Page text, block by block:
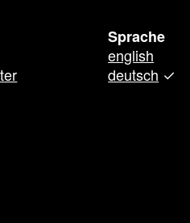
Sprache
english
deutsch ✓